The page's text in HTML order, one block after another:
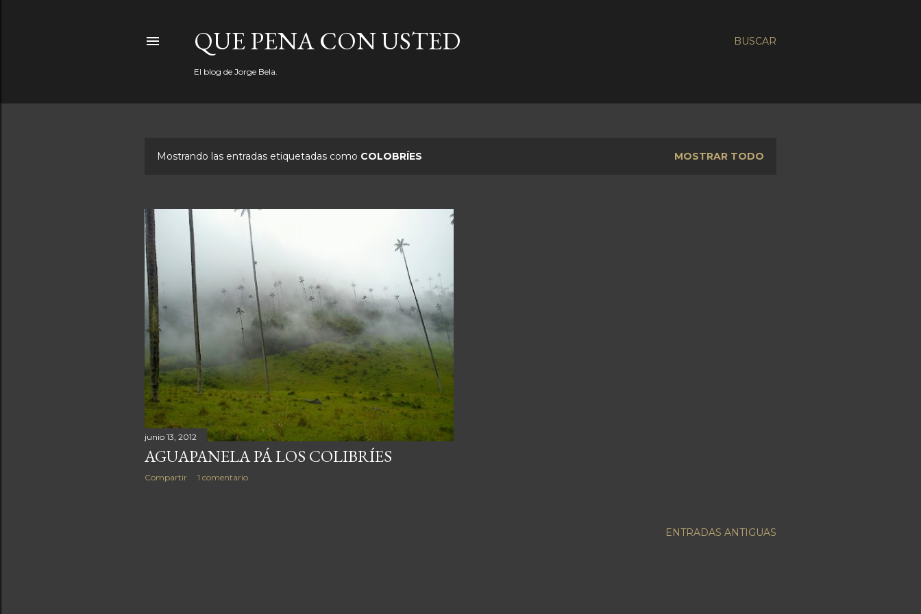
BUSCAR
QUE PENA CON USTED
El blog de Jorge Bela.
t
r
a
d
a
s
Mostrando las entradas etiquetadas como COLOBRÍES MOSTRAR TODO
junio 13, 2012
AGUAPANELA PÁ LOS COLIBRÍES
Compartir 1 comentario
ENTRADAS ANTIGUAS